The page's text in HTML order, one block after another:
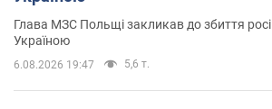
Глава МЗС Польщі закликав до збиття
Україною
6.08.2026 19:47 5,6 т.